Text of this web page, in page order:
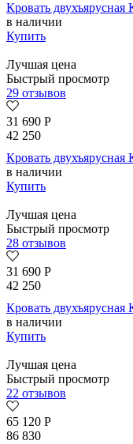
Кровать двухъярусная
в наличии
Купить
Лучшая цена
Быстрый просмотр
29 отзывов
31 690 Р
42 250
Кровать двухъярусная
в наличии
Купить
Лучшая цена
Быстрый просмотр
28 отзывов
31 690 Р
42 250
Кровать двухъярусная
в наличии
Купить
Лучшая цена
Быстрый просмотр
22 отзывов
65 120 Р
86 830